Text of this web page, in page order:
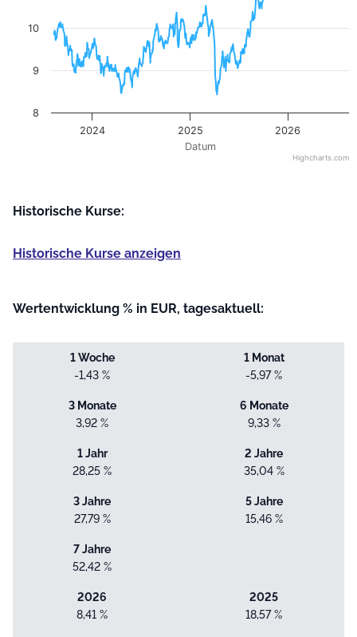
Datum
2024 2025 2026
8
9
10
Highcharts.com
Historische Kurse:
Historische Kurse anzeigen
Wertentwicklung % in EUR, tagesaktuell:
1 Woche
-1,43 %
1 Monat
-5,97 %
3 Monate
3,92 %
6 Monate
9,33 %
1 Jahr
28,25 %
2 Jahre
35,04 %
3 Jahre
27,79 %
5 Jahre
15,46 %
7 Jahre
52,42 %
2026
8,41 %
2025
18,57 %